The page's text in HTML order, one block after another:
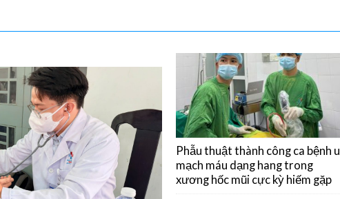
Phẫu thuật thành công ca bệnh u
mạch máu dạng hang trong
xương hốc mũi cực kỳ hiếm gặp